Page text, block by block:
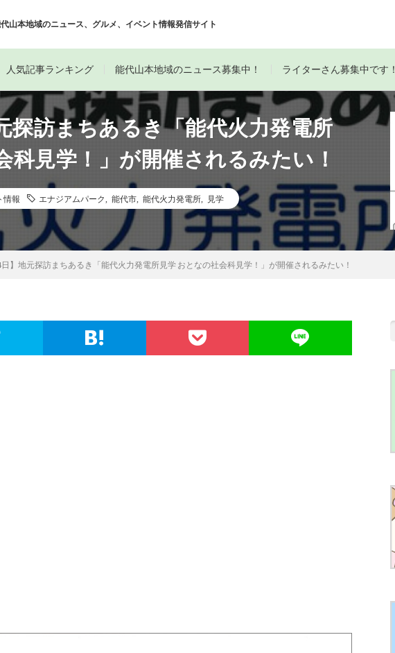
山本地域のニュース、グルメ、イベント情報発信サイト
人気記事ランキング 能代山本地域のニュース募集中！ ライターさん募集中です！
探訪まちあるき「能代火力発電所
科見学！」が開催されるみたい！
情報 エナジアムパーク 能代市 能代火力発電所 見学
日】地元探訪まちあるき「能代火力発電所見学 おとなの社会科見学！」が開催されるみたい！